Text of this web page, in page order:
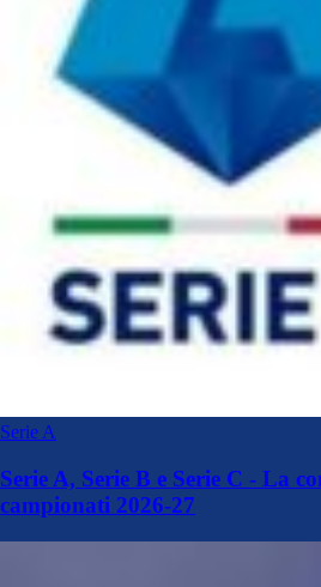
Serie A
Serie A, Serie B e Serie C - La
campionati 2026-27